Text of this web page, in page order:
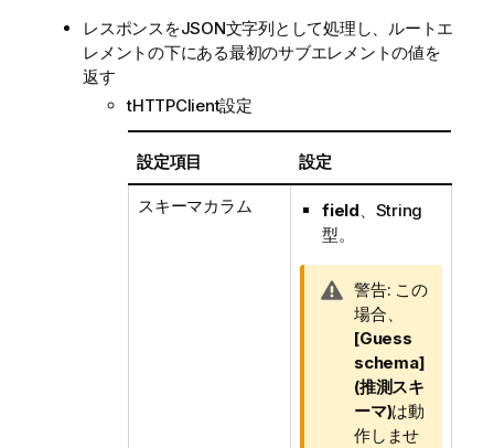
レスポンスをJSON文字列として処理し、ルートエ
レメントの下にある最初のサブエレメントの値を
返す
tHTTPClient設定
設定項目 設定
スキーマカラム field、String
型。
情
報
メ
モ
警告: この
場合、
[Guess
schema]
(推測スキ
ーマ)は動
作しませ